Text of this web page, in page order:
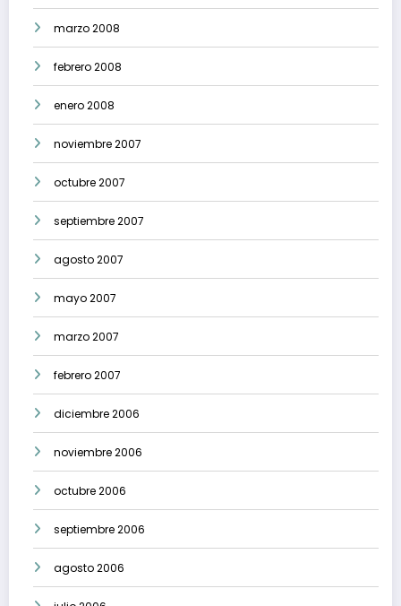
marzo 2008
febrero 2008
enero 2008
noviembre 2007
octubre 2007
septiembre 2007
agosto 2007
mayo 2007
marzo 2007
febrero 2007
diciembre 2006
noviembre 2006
octubre 2006
septiembre 2006
agosto 2006